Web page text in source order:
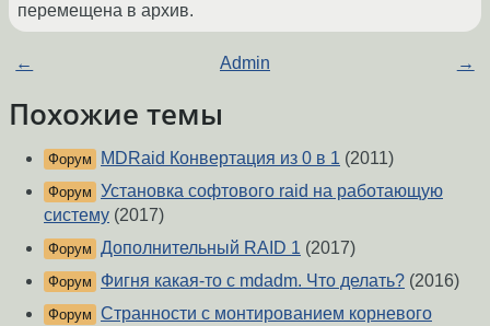
перемещена в архив.
← Admin →
Похожие темы
Форум MDRaid Конвертация из 0 в 1 (2011)
Форум Установка софтового raid на работающую
систему (2017)
Форум Дополнительный RAID 1 (2017)
Форум Фигня какая-то с mdadm. Что делать? (2016)
Форум Странности с монтированием корневого